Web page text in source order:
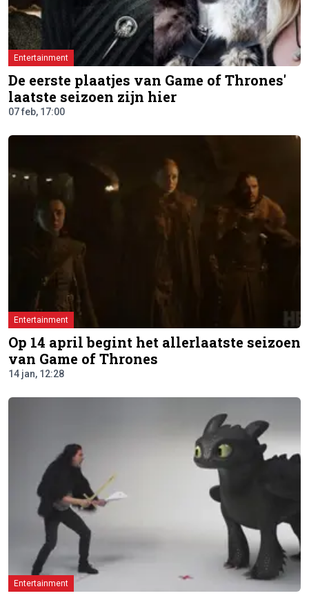
Entertainment
De eerste plaatjes van Game of Thrones'
laatste seizoen zijn hier
07 feb, 17:00
Entertainment
Op 14 april begint het allerlaatste seizoen
van Game of Thrones
14 jan, 12:28
Entertainment